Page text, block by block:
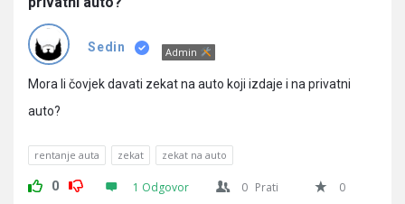
Latest
Pitanja
Sedin Admin
Mora li čovjek davati zekat na auto koji izdaje i na privatni
auto?
rentanje auta zekat zekat na auto
0 1 Odgovor 0 Prati
0